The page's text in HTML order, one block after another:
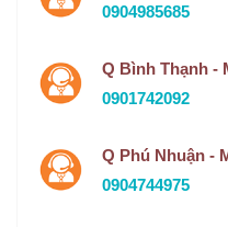
0904985685
Q Bình Thạnh -
0901742092
Q Phú Nhuận -
0904744975